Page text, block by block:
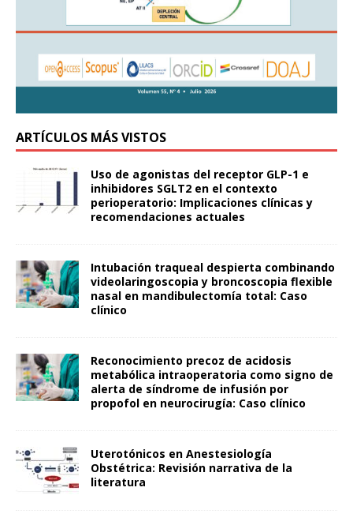
ARTÍCULOS MÁS VISTOS
Uso de agonistas del receptor GLP-1 e
inhibidores SGLT2 en el contexto
perioperatorio: Implicaciones clínicas y
recomendaciones actuales
Intubación traqueal despierta combinando
videolaringoscopia y broncoscopia flexible
nasal en mandibulectomía total: Caso
clínico
Reconocimiento precoz de acidosis
metabólica intraoperatoria como signo de
alerta de síndrome de infusión por
propofol en neurocirugía: Caso clínico
Uterotónicos en Anestesiología
Obstétrica: Revisión narrativa de la
literatura